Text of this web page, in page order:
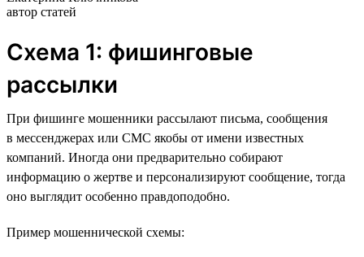
автор статей
Схема 1: фишинговые
рассылки
При фишинге мошенники рассылают письма, сообщения
в мессенджерах или СМС якобы от имени известных
компаний. Иногда они предварительно собирают
информацию о жертве и персонализируют сообщение, тогда
оно выглядит особенно правдоподобно.
Пример мошеннической схемы: